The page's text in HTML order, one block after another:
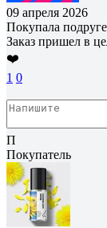
09 апреля 2026
Покупала
Заказ пришел в
❤️
1 0
П
Покупатель